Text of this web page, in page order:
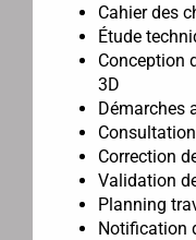
Cahier des
Étude
Conception
3D
Démarches
Correction
Validation
Planning
Notification